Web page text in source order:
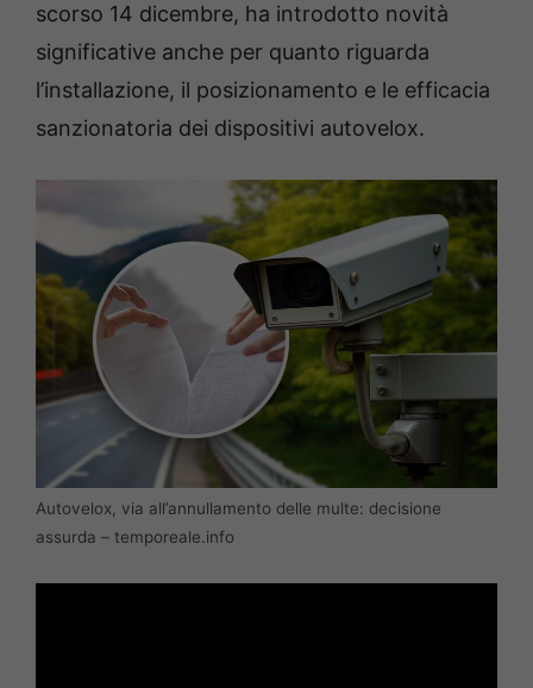
scorso 14 dicembre, ha introdotto novità
significative anche per quanto riguarda
l’installazione, il posizionamento e le efficacia
sanzionatoria dei dispositivi autovelox.
Autovelox, via all’annullamento delle multe: decisione
assurda – temporeale.info